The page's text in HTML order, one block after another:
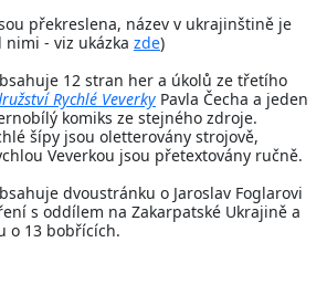
překreslena, název v ukrajinštině je
nimi - viz ukázka zde)
12 stran her a úkolů ze třetího
Rychlé Veverky Pavla Čecha a jeden
komiks ze stejného zdroje.
šípy jsou oletterovány strojově,
Veverkou jsou přetextovány ručně.
dvoustránku o Jaroslav Foglarovi
s oddílem na Zakarpatské Ukrajině a
o 13 bobřících.